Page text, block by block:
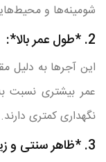
شومینه‌ها و
2. *طول عمر بالا*:
این آجرها به دلیل
عمر بیشتری نسبت
نگهداری کمتری دارند.
3. *ظاهر سنتی و زیبا*: